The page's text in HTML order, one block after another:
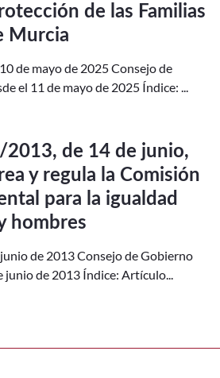
de las Familias
Murcia
de mayo de 2025 Consejo de
el 11 de mayo de 2025 Índice: ...
2013, de 14 de junio,
y regula la Comisión
para la igualdad
hombres
de 2013 Consejo de Gobierno
junio de 2013 Índice: Artículo...